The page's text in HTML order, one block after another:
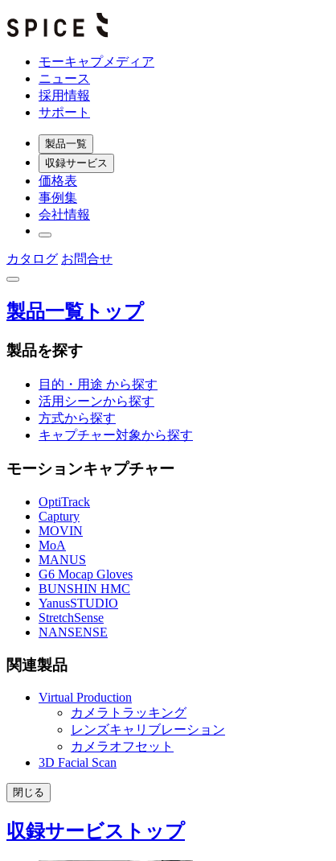
モーキャプメディア
ニュース
採用情報
サポート
製品一覧
収録サービス
価格表
事例集
会社情報
カタログ お問合せ
製品一覧トップ
製品を探す
目的・用途 から探す
活用シーンから探す
方式から探す
キャプチャー対象から探す
モーションキャプチャー
OptiTrack
Captury
MOVIN
MoA
MANUS
G6 Mocap Gloves
BUNSHIN HMC
YanusSTUDIO
StretchSense
NANSENSE
関連製品
Virtual Production
カメラトラッキング
レンズキャリブレーション
カメラオフセット
3D Facial Scan
閉じる
収録サービストップ